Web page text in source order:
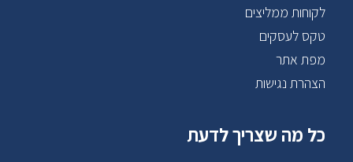
לקוחות ממליצים
טקס לעסקים
מפת אתר
הצהרת נגישות
כל מה שצריך לדעת